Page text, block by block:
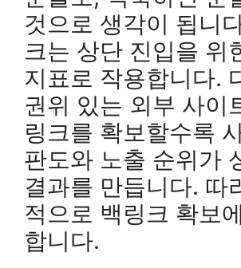
것으로 생각이 됩니
크는 상단 진입을 위
지표로 작용합니다.
권위 있는 외부 사이
링크를 확보할수록
판도와 노출 순위가
결과를 만듭니다. 따
적으로 백링크 확보
합니다.